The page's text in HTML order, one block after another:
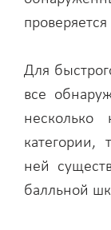
Для
все
ней
балльной